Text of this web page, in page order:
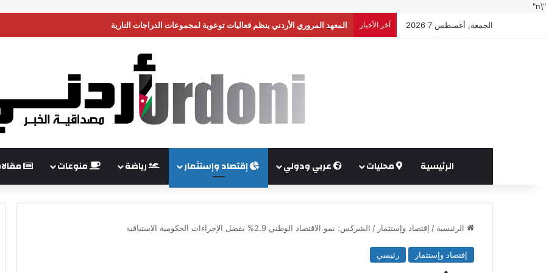
"\n"
الجمعة, أغسطس 7 2026
آخر الأخبار المعهد المروري الأردني ينظم فعاليات توعوية لمجموعات الدراجات النارية
الرئيسية محليات عربي ودولي إقتصاد وإستثمار رياضة منوعات
الرئيسية / إقتصاد وإستثمار / الشركس: نمو الاقتصاد الوطني 2.9% بفضل الإجراءات الحكومية الاستباقية
إقتصاد وإستثمار رئيسي